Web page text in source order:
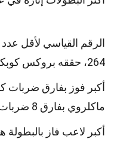
الرقم القياسي لأقل
264، حققه بروكس كوبكا في عام 2018.
أكبر فوز بفارق
ماكلروي بفارق 8 ضربات في عام 2012.
أكبر لاعب فاز